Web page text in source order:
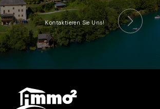
Kontaktieren Sie Uns!